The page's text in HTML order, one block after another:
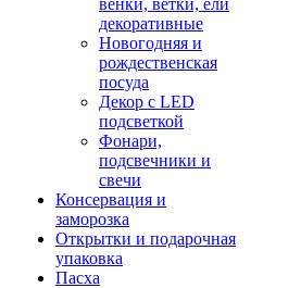
венки, ветки, ели
декоративные
Новогодняя и
рождественская
посуда
Декор с LED
подсветкой
Фонари,
подсвечники и
свечи
Консервация и
заморозка
Открытки и подарочная
упаковка
Пасха